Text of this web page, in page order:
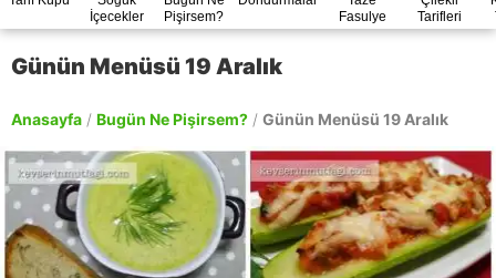
İçecekler
Pişirsem?
Fasulye
Zamanı
Tarifleri
Günün Menüsü 19 Aralık
Anasayfa / Bugün Ne Pişirsem? / Günün Menüsü 19 Aralık